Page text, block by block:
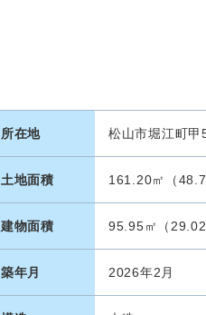
所在地 松山市堀江町
土地面積 161.20㎡（
建物面積 95.95㎡（29.02
築年月 2026年2月